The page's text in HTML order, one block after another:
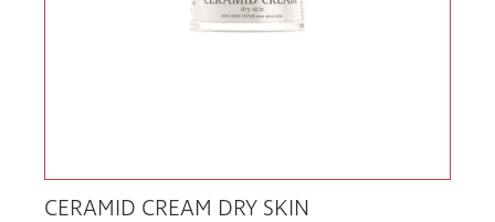
CERAMID CREAM DRY SKIN